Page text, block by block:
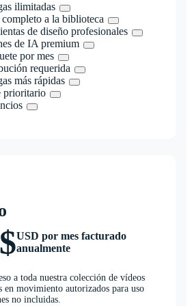
ilimitadas
a la biblioteca
de diseño profesionales
de IA premium
por mes
requerida
más rápidas
prioritario
USD por mes facturado
anualmente
a toda nuestra colección de vídeos
en movimiento autorizados para uso
no incluidas.